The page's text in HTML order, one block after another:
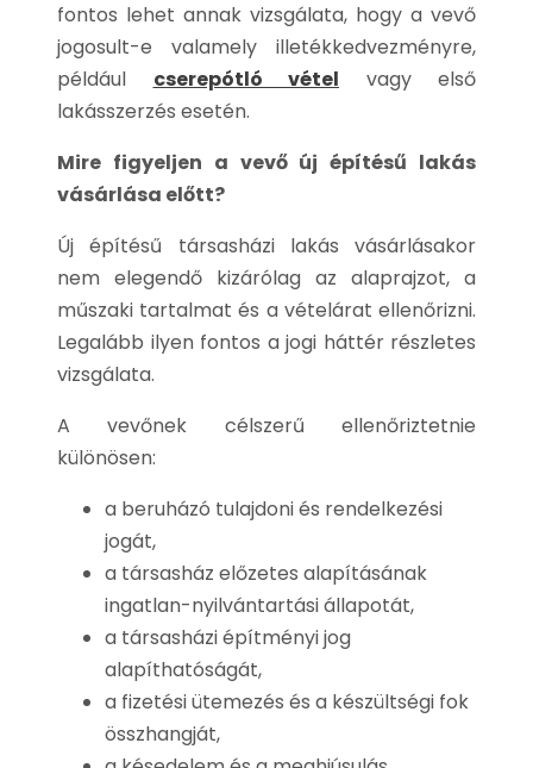
fontos lehet annak vizsgálata, hogy a vevő
jogosult-e valamely illetékkedvezményre,
például cserepótló vétel vagy első
lakásszerzés esetén.
Mire figyeljen a vevő új építésű lakás
vásárlása előtt?
Új építésű társasházi lakás vásárlásakor
nem elegendő kizárólag az alaprajzot, a
műszaki tartalmat és a vételárat ellenőrizni.
Legalább ilyen fontos a jogi háttér részletes
vizsgálata.
A vevőnek célszerű ellenőriztetnie
különösen:
a beruházó tulajdoni és rendelkezési
jogát,
a társasház előzetes alapításának
ingatlan-nyilvántartási állapotát,
a társasházi építményi jog
alapíthatóságát,
a fizetési ütemezés és a készültségi fok
összhangját,